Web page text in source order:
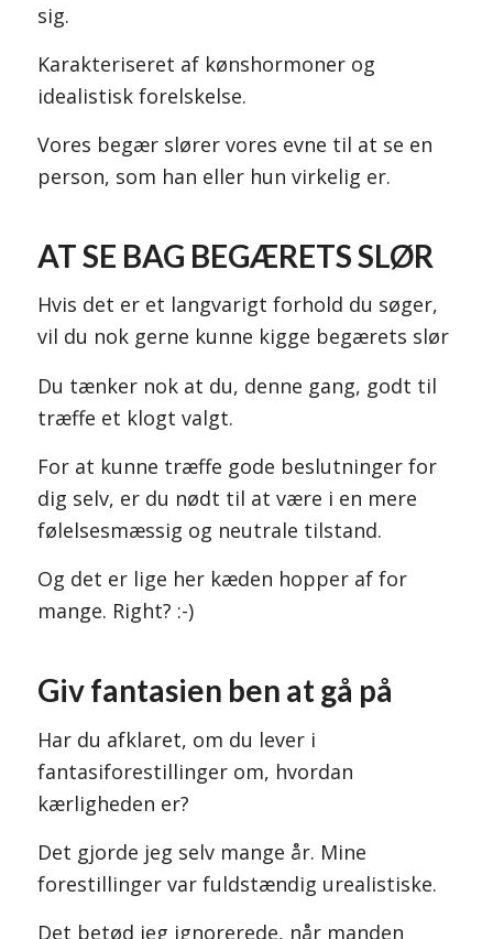
sig.
Karakteriseret af kønshormoner og
idealistisk forelskelse.
Vores begær slører vores evne til at se en
person, som han eller hun virkelig er.
AT SE BAG BEGÆRETS SLØR
Hvis det er et langvarigt forhold du søger,
vil du nok gerne kunne kigge begærets slør
Du tænker nok at du, denne gang, godt til
træffe et klogt valgt.
For at kunne træffe gode beslutninger for
dig selv, er du nødt til at være i en mere
følelsesmæssig og neutrale tilstand.
Og det er lige her kæden hopper af for
mange. Right? :-)
Giv fantasien ben at gå på
Har du afklaret, om du lever i
fantasiforestillinger om, hvordan
kærligheden er?
Det gjorde jeg selv mange år. Mine
forestillinger var fuldstændig urealistiske.
Det betød jeg ignorerede, når manden